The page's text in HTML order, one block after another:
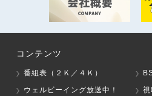
コンテンツ
番組表（２Ｋ／４Ｋ）
ウェルビーイング放送中！
視